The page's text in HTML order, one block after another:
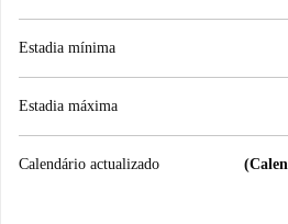
Estadia mínima
Estadia máxima
Calendário actualizado